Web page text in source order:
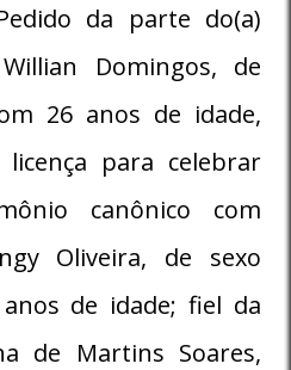
da parte do(a)
Domingos, de
26 anos de idade,
para celebrar
canônico com
Oliveira, de sexo
de idade; fiel da
de Martins Soares,